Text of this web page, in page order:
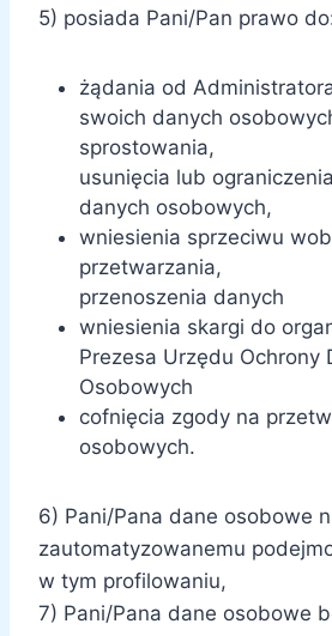
5) posiada Pani/Pan prawo
żądania od
swoich danych
sprostowania,
usunięcia lub
danych osobowych,
wniesienia sprzeciwu
przetwarzania,
przenoszenia danych
wniesienia skargi do
Prezesa Urzędu Ochrony
Osobowych
cofnięcia zgody na
osobowych.
6) Pani/Pana dane osobowe
zautomatyzowanemu
w tym profilowaniu,
7) Pani/Pana dane osobowe